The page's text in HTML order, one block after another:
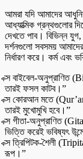
আমরা যদি আমাদের
আধ্যাত্মিক গ্রন্থগুলোর
দেখতে পাব। বিভিন্ন যুগ,
দর্শনগুলো সবসময়
নির্ধারণ করে। কর্ম এবং
ক্স বাইবেল-অনুপ্রাণিত
তারই ফসল কাটব।”
ক্স কোরআন মতে
তারই মুখোমুখি হবে।”
ক্স গীতা-অনুপ্রাণিত
ভিত্তি করেই ভবিষ্যৎ
ক্স ত্রিপিটক-শৈলী
রূপ।”